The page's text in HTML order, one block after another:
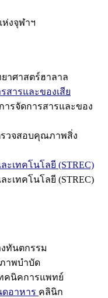
งจุฬาฯ
าศาสตร์ฮาลาล
สารและของเสีย
ารจัดการสารและของ
วจสอบคุณภาพสิ่ง
เทคโนโลยี (STREC)
เทคโนโลยี (STREC)
ทันตกรรม
าพบำบัด
คนิคการแพทย์
อาหาร คลินิก